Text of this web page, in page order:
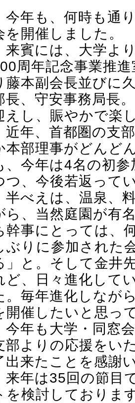
今年も、何時も通
を開催しました。
来賓には、大学よ
周年記念事業推
藤本副会長並びに
長、守安事務局長
えし、賑やかで楽
近年、首都圏の支
本部理事がどんど
、今年は4名の初
つ、今後若返って
半べえは、温泉、
ら、当然庭園が有
幹事にとっては、
ぶりに参加された
」と。そして金井
ど、日々進化して
。毎年進化しなが
開催したいと思っ
今年も大学・同窓
部よりの応援をい
出来たことを感謝
来年は35回の節目
を検討しておりま